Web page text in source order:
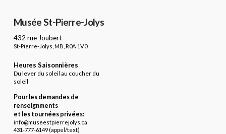
Musée St-Pierre-Jolys
432 rue Joubert
St-Pierre-Jolys, MB, R0A 1V0
Heures Saisonnières
Du lever du soleil au coucher du
soleil
Pour les demandes de
renseignments
et les tournées privées:
info@museestpierrejolys.ca
431-777-6149 (appel/text)